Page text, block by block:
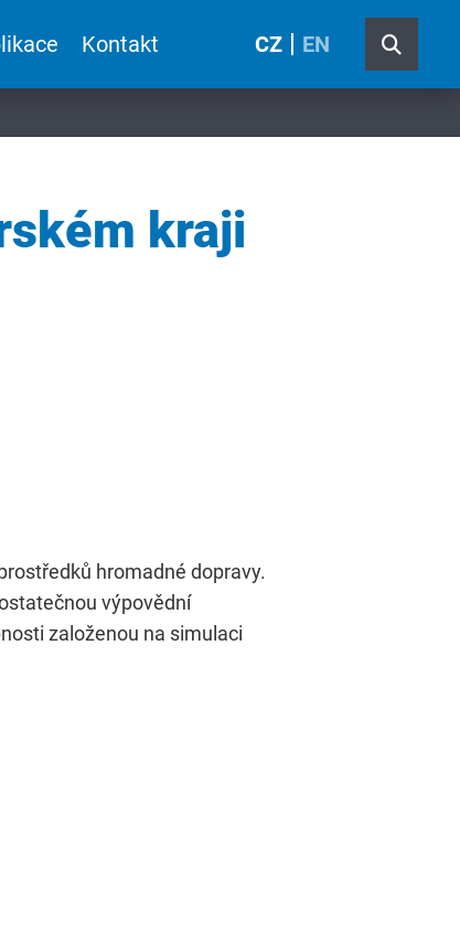
Kontakt CZ EN
kraji
hromadné dopravy.
výpovědní
založenou na simulaci